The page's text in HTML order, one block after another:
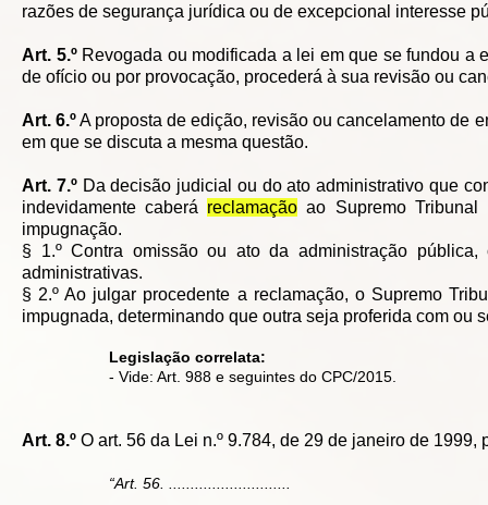
razões de segurança jurídica ou de excepcional interesse
Art. 5.ºRevogada ou modificada a lei em que se fundou a
de ofício ou por provocação, procederá à sua revisão ou
Art. 6.ºA proposta de edição, revisão ou cancelamento de
em que se discuta a mesma questão.
Art. 7.ºDa decisão judicial ou do ato administrativo que
indevidamente caberá reclamação ao Supremo
impugnação.
§ 1.º Contra omissão ou ato da administração
administrativas.
§ 2.º Ao julgar procedente a reclamação, o Supremo
impugnada, determinando que outra seja proferida com ou
Legislação correlata:
- Vide: Art. 988 e seguintes do CPC/2015.
Art. 8.º O art. 56 da Lei n.º 9.784, de 29 de janeiro de
“Art. 56. ............................